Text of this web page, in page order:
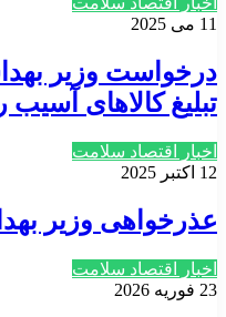
11 می 2025
درخواست وزیر
تبلیغ کالاهای
اخبار اقتصاد سلامت
12 اکتبر 2025
عذرخواهی وزیر
اخبار اقتصاد سلامت
23 فوریه 2026